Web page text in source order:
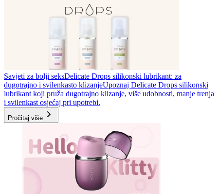
Savjeti za bolji seksDelicate Drops silikonski lubrikant: za
dugotrajno i svilenkasto klizanjeUpoznaj Delicate Drops silikonski
lubrikant koji pruža dugotrajno klizanje, više udobnosti, manje trenja
i svilenkast osjećaj pri upotrebi.
Pročitaj više